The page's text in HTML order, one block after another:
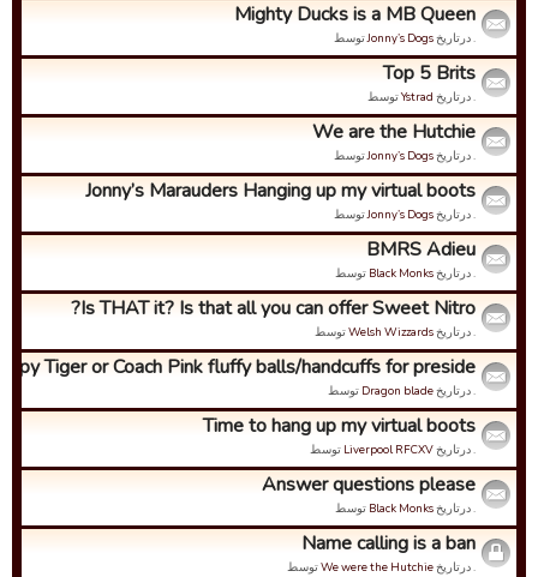
Mighty Ducks is a MB Queen
. درتاریخJonny’s Dogsتوسط
Top 5 Brits
. درتاریخ Ystradتوسط
We are the Hutchie
. درتاریخJonny’s Dogsتوسط
Jonny’s Marauders Hanging up my virtual boots
. درتاریخJonny’s Dogsتوسط
BMRS Adieu
. درتاریخBlack Monks توسط
Is THAT it? Is that all you can offer Sweet Nitro?
. درتاریخWelsh Wizzardsتوسط
Tiger or Coach Pink fluffy balls/handcuffs for preside...
. درتاریخDragon blade توسط
Time to hang up my virtual boots
. درتاریخLiverpool RFCXV توسط
Answer questions please
. درتاریخBlack Monks توسط
Name calling is a ban
. درتاریخWe were the Hutchieتوسط